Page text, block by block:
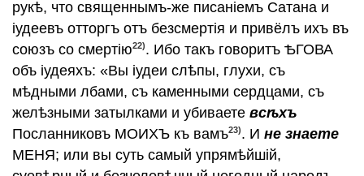
рукѣ, что священнымъ-же писанiемъ Сатана и
iудеевъ отторгъ отъ безсмертiя и привёлъ ихъ въ
союзъ со смертiю22). Ибо такъ говоритъ ѢГОВА
объ iудеяхъ: «Вы iудеи слѣпы, глухи, съ
мѣдными лбами, съ каменными сердцами, съ
желѣзными затылками и убиваете всѣхъ
Посланниковъ МОИХЪ къ вамъ23). И не знаете
МЕНЯ; или вы суть самый упрямѣйшiй,